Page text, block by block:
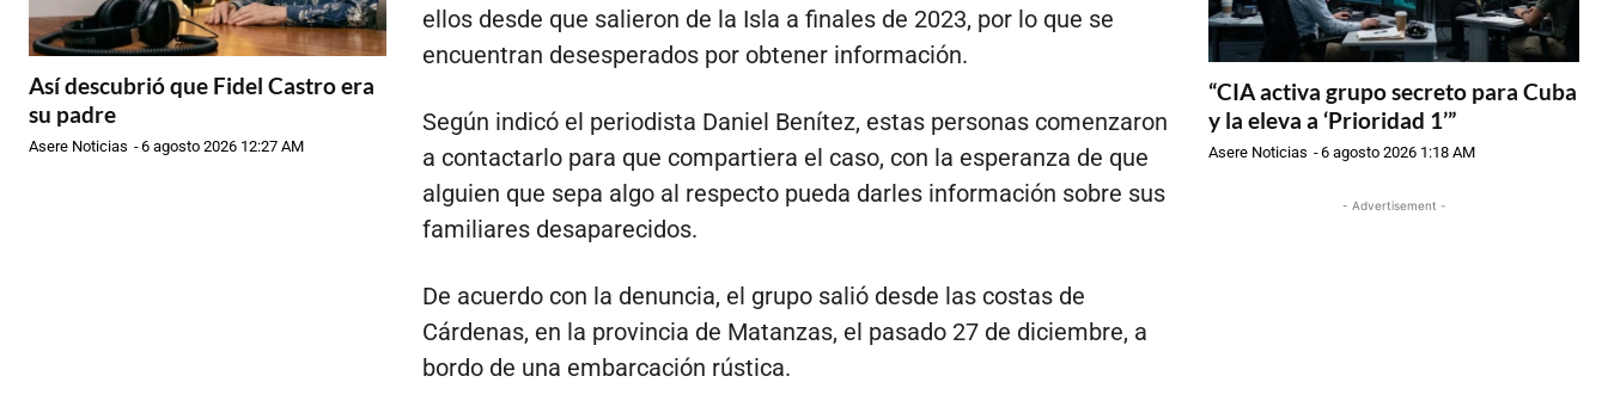
Así descubrió que Fidel Castro era
su padre
Asere Noticias -6 agosto 2026 12:27 AM
ellos desde que salieron de la Isla a finales de 2023, por lo que se
encuentran desesperados por obtener información.
Según indicó el periodista Daniel Benítez, estas personas comenzaron
a contactarlo para que compartiera el caso, con la esperanza de que
alguien que sepa algo al respecto pueda darles información sobre sus
familiares desaparecidos.
De acuerdo con la denuncia, el grupo salió desde las costas de
Cárdenas, en la provincia de Matanzas, el pasado 27 de diciembre, a
bordo de una embarcación rústica.
“CIA activa grupo secreto para Cuba
y la eleva a ‘Prioridad 1’”
Asere Noticias -6 agosto 2026 1:18 AM
- Advertisement -